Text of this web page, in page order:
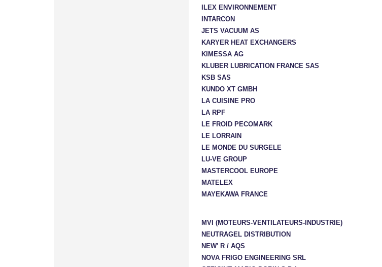
ILEX ENVIRONNEMENT
INTARCON
JETS VACUUM AS
KARYER HEAT EXCHANGERS
KIMESSA AG
KLUBER LUBRICATION FRANCE SAS
KSB SAS
KUNDO XT GMBH
LA CUISINE PRO
LA RPF
LE FROID PECOMARK
LE LORRAIN
LE MONDE DU SURGELE
LU-VE GROUP
MASTERCOOL EUROPE
MATELEX
MAYEKAWA FRANCE
MVI (MOTEURS-VENTILATEURS-INDUSTRIE)
NEUTRAGEL DISTRIBUTION
NEW' R / AQS
NOVA FRIGO ENGINEERING SRL